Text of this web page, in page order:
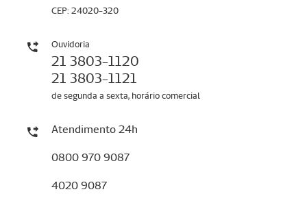
CEP: 24020-320
Ouvidoria
21 3803-1120
21 3803-1121
de segunda a sexta, horário comercial
Atendimento 24h
0800 970 9087
4020 9087